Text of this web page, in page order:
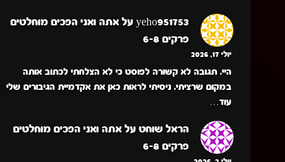
yeho951753 עלאתה ואני הפכים מוחלטים
פרקים 6-8
יולי 17, 2026
היי. תגובה לא קשורה לפוסט כי לא הצלחתי לכתוב אותה
במקום שרציתי. ניסיתי לראות כאן את אקדמיית הגיבורים שלי
עוד…
הראל שוחט עלאתה ואני הפכים מוחלטים
פרקים 6-8